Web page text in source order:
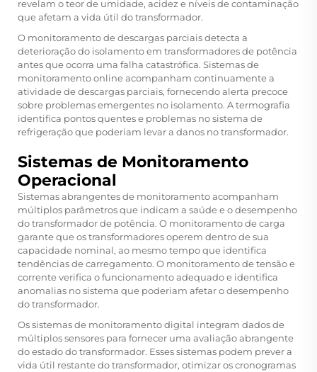
revelam o teor de umidade, acidez e níveis de contaminação
que afetam a vida útil do transformador.
O monitoramento de descargas parciais detecta a
deterioração do isolamento em transformadores de potência
antes que ocorra uma falha catastrófica. Sistemas de
monitoramento online acompanham continuamente a
atividade de descargas parciais, fornecendo alerta precoce
sobre problemas emergentes no isolamento. A termografia
identifica pontos quentes e problemas no sistema de
refrigeração que poderiam levar a danos no transformador.
Sistemas de Monitoramento
Operacional
Sistemas abrangentes de monitoramento acompanham
múltiplos parâmetros que indicam a saúde e o desempenho
do transformador de potência. O monitoramento de carga
garante que os transformadores operem dentro de sua
capacidade nominal, ao mesmo tempo que identifica
tendências de carregamento. O monitoramento de tensão e
corrente verifica o funcionamento adequado e identifica
anomalias no sistema que poderiam afetar o desempenho
do transformador.
Os sistemas de monitoramento digital integram dados de
múltiplos sensores para fornecer uma avaliação abrangente
do estado do transformador. Esses sistemas podem prever a
vida útil restante do transformador, otimizar os cronogramas